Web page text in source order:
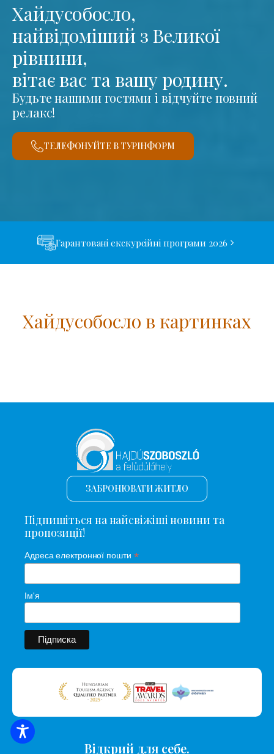
Хайдусобосло,
найвідоміший з Великої
рівнини,
вітає вас та вашу родину.
Будьте нашими гостями і відчуйте повний
релакс!
ТЕЛЕФОНУЙТЕ В ТУРІНФОРМ
Гарантовані екскурсійні програми 2026
Хайдусобосло в картинках
ЗАБРОНЮВАТИ ЖИТЛО
Підпишіться на найсвіжіші новини та
пропозиції!
Адреса електронної пошти *
Ім'я
Відкрий для себе.